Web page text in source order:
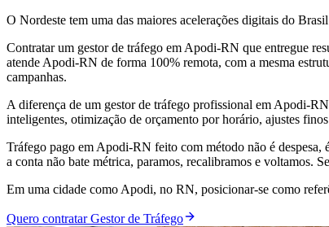
O Nordeste tem uma das maiores acelerações digitais do
Contratar um gestor de tráfego em Apodi-RN que entregue
atende Apodi-RN de forma 100% remota, com a mesma
campanhas.
A diferença de um gestor de tráfego profissional em Apodi-
inteligentes, otimização de orçamento por horário, ajustes
Tráfego pago em Apodi-RN feito com método não é
a conta não bate métrica, paramos, recalibramos e voltamos.
Em uma cidade como Apodi, no RN, posicionar-se como
Quero contratar Gestor de Tráfego